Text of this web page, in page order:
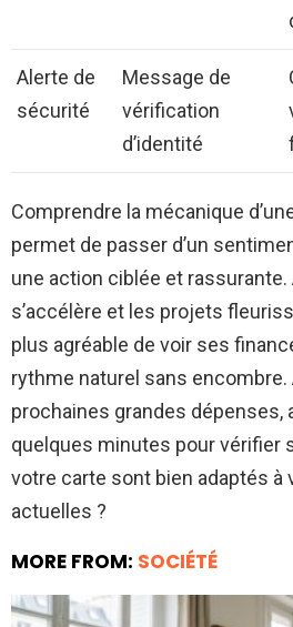
Alerte de
sécurité
Message de
vérification
d’identité
Comprendre la mécanique
permet de passer d’un
une action ciblée et rassurante.
s’accélère et les projets
plus agréable de voir ses
rythme naturel sans encombre.
prochaines grandes dépenses,
quelques minutes pour vérifier
votre carte sont bien adaptés à
actuelles ?
MORE FROM: SOCIÉTÉ